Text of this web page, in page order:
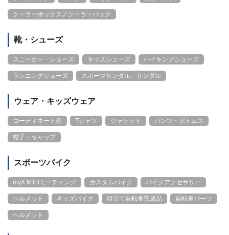
クーラーボックス／クーラーバック
靴・シューズ
スニーカー・シューズ キッズシューズ ハイキングシューズ
ランニングシューズ スポーツサンダル、サンダル
ウェア・キッズウェア
コーディネート例 Tシャツ ジャケット パンツ・ボトムス
帽子・キャップ
スポーツバイク
myX MTBミーティング カスタムバイク バイクアクセサリー
ヘルメット キッズバイク 組立て自転車完成品 自転車パーツ
ヘルメット